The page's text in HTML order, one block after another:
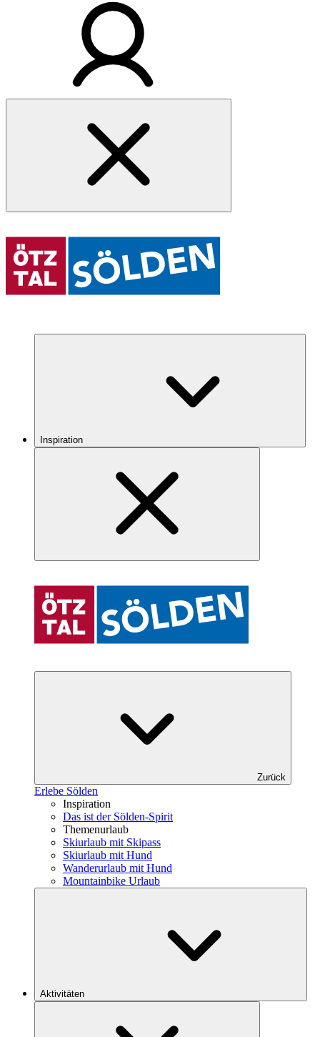
Inspiration
Zurück
Erlebe Sölden
Inspiration
Das ist der Sölden-Spirit
Themenurlaub
Skiurlaub mit Skipass
Skiurlaub mit Hund
Wanderurlaub mit Hund
Mountainbike Urlaub
Aktivitäten